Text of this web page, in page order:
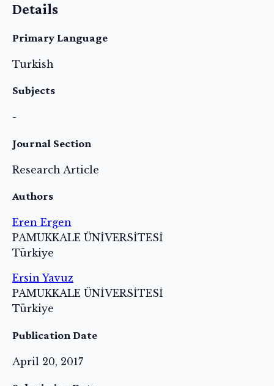
Details
Primary Language
Turkish
Subjects
-
Journal Section
Research Article
Authors
Eren Ergen
PAMUKKALE ÜNİVERSİTESİ
Türkiye
Ersin Yavuz
PAMUKKALE ÜNİVERSİTESİ
Türkiye
Publication Date
April 20, 2017